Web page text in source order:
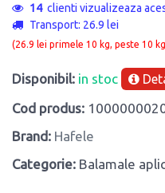
11clienti vizualizeaza
Transport: 26.9 lei
(26.9 lei primele 10 kg, peste 10
Disponibil: in stoc
Cod produs:
Brand: Hafele
Categorie: Balamale